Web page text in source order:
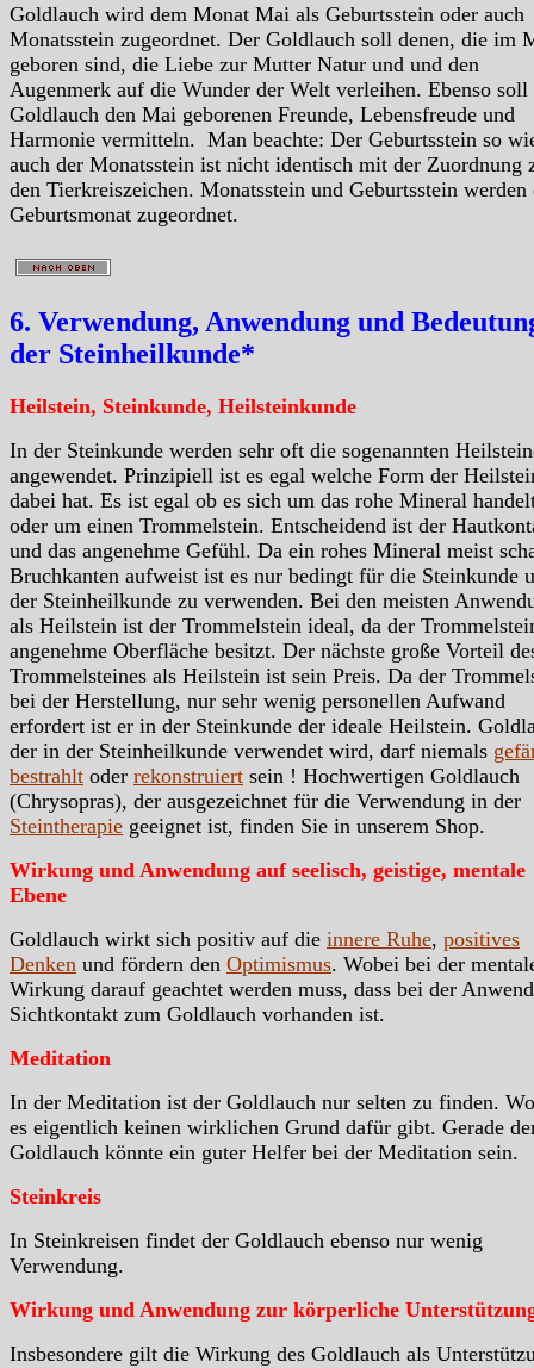
Goldlauch wird dem Monat Mai als Geburtsstein oder auch
Monatsstein zugeordnet. Der Goldlauch soll denen, die im
geboren sind, die Liebe zur Mutter Natur und und den
Augenmerk auf die Wunder der Welt verleihen. Ebenso soll
Goldlauch den Mai geborenen Freunde, Lebensfreude und
Harmonie vermitteln. Man beachte: Der Geburtsstein so
auch der Monatsstein ist nicht identisch mit der Zuordnung
den Tierkreiszeichen. Monatsstein und Geburtsstein werden
Geburtsmonat zugeordnet.
6. Verwendung, Anwendung und
der Steinheilkunde*
Heilstein, Steinkunde, Heilsteinkunde
In der Steinkunde werden sehr oft die sogenannten
angewendet. Prinzipiell ist es egal welche Form der
dabei hat. Es ist egal ob es sich um das rohe Mineral
oder um einen Trommelstein. Entscheidend ist der
und das angenehme Gefühl. Da ein rohes Mineral meist
Bruchkanten aufweist ist es nur bedingt für die Steinkunde
der Steinheilkunde zu verwenden. Bei den meisten
als Heilstein ist der Trommelstein ideal, da der
angenehme Oberfläche besitzt. Der nächste große Vorteil
Trommelsteines als Heilstein ist sein Preis. Da der
bei der Herstellung, nur sehr wenig personellen Aufwand
erfordert ist er in der Steinkunde der ideale Heilstein.
der in der Steinheilkunde verwendet wird, darf niemals
bestrahlt oder rekonstruiert sein ! Hochwertigen Goldlauch
(Chrysopras), der ausgezeichnet für die Verwendung in der
Steintherapie geeignet ist, finden Sie in unserem Shop.
Wirkung und Anwendung auf seelisch, geistige, mentale
Ebene
Goldlauch wirkt sich positiv auf die innere Ruhe, positives
Denken und fördern den Optimismus. Wobei bei der
Wirkung darauf geachtet werden muss, dass bei der
Sichtkontakt zum Goldlauch vorhanden ist.
Meditation
In der Meditation ist der Goldlauch nur selten zu finden.
es eigentlich keinen wirklichen Grund dafür gibt. Gerade
Goldlauch könnte ein guter Helfer bei der Meditation sein.
Steinkreis
In Steinkreisen findet der Goldlauch ebenso nur wenig
Verwendung.
Wirkung und Anwendung zur körperliche
Insbesondere gilt die Wirkung des Goldlauch als